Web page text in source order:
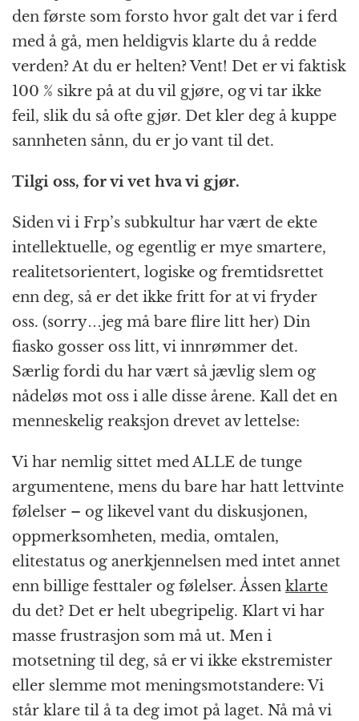
den første som forsto hvor galt det var i ferd
med å gå, men heldigvis klarte du å redde
verden? At du er helten? Vent! Det er vi faktisk
100 % sikre på at du vil gjøre, og vi tar ikke
feil, slik du så ofte gjør. Det kler deg å kuppe
sannheten sånn, du er jo vant til det.
Tilgi oss, for vi vet hva vi gjør.
Siden vi i Frp’s subkultur har vært de ekte
intellektuelle, og egentlig er mye smartere,
realitetsorientert, logiske og fremtidsrettet
enn deg, så er det ikke fritt for at vi fryder
oss. (sorry…jeg må bare flire litt her) Din
fiasko gosser oss litt, vi innrømmer det.
Særlig fordi du har vært så jævlig slem og
nådeløs mot oss i alle disse årene. Kall det en
menneskelig reaksjon drevet av lettelse:
Vi har nemlig sittet med ALLE de tunge
argumentene, mens du bare har hatt lettvinte
følelser – og likevel vant du diskusjonen,
oppmerksomheten, media, omtalen,
elitestatus og anerkjennelsen med intet annet
enn billige festtaler og følelser. Åssen klarte
du det? Det er helt ubegripelig. Klart vi har
masse frustrasjon som må ut. Men i
motsetning til deg, så er vi ikke ekstremister
eller slemme mot meningsmotstandere: Vi
står klare til å ta deg imot på laget. Nå må vi